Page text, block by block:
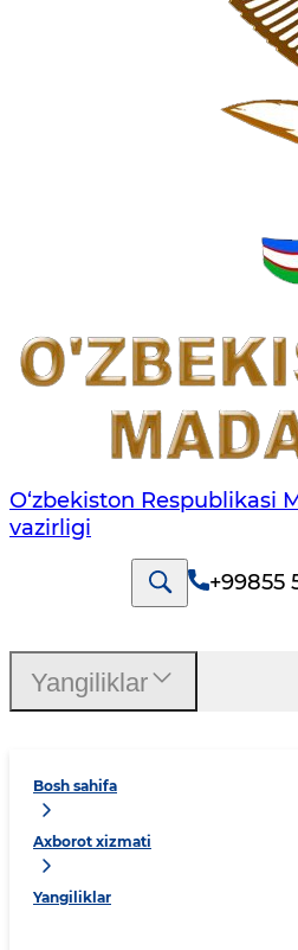
O‘zbekiston Respublikasi
vazirligi
+99855
Bosh sahifa
Axborot xizmati
Yangiliklar
Yangiliklar